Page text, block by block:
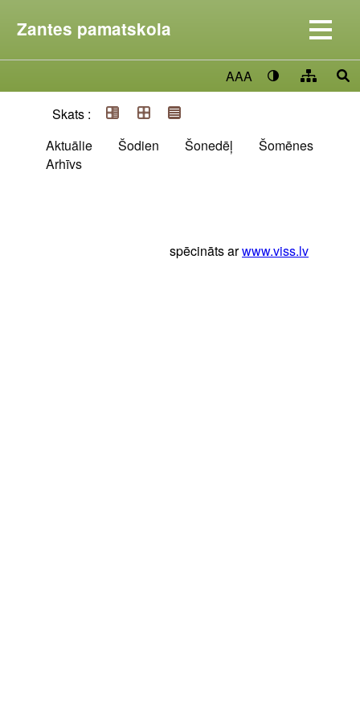
Zantes pamatskola
AAA
Skats :
Aktuālie
Šodien Šonedēļ
Šomēnes
Arhīvs
spēcināts arwww.viss.lv